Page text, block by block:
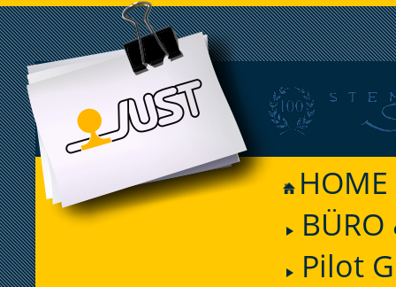
HOME
BÜRO
Pilot